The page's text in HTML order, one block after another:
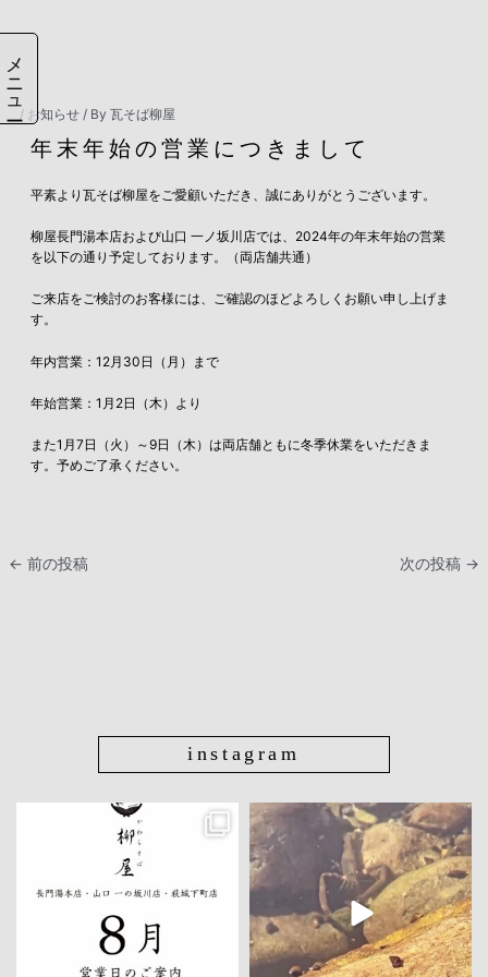
容
ス
キメニュー
/ お知らせ / By瓦そば柳屋
年末年始の営業につきまして
平素より瓦そば柳屋をご愛顧いただき、誠にありがとうございます。
柳屋長門湯本店および山口 一ノ坂川店では、2024年の年末年始の営業
を以下の通り予定しております。（両店舗共通）
ご来店をご検討のお客様には、ご確認のほどよろしくお願い申し上げま
す。
年内営業：12月30日（月）まで
年始営業：1月2日（木）より
また1 月7日（火）～9日（木）は両店舗ともに冬季休業をいただきま
す。予めご了承ください。
← 前の投稿 次の投稿 →
instagram
yanagiya.yumoto
7月 27
yanagiya.yumoto
5月 31